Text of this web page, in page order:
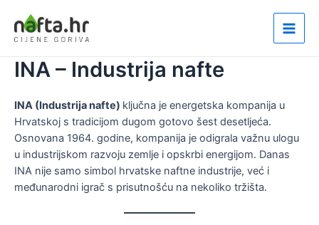
content
Main
INA – Industrija nafte
INA (Industrija nafte) ključna je energetska kompanija u
Hrvatskoj s tradicijom dugom gotovo šest desetljeća.
Osnovana 1964. godine, kompanija je odigrala važnu ulogu
u industrijskom razvoju zemlje i opskrbi energijom. Danas
INA nije samo simbol hrvatske naftne industrije, već i
međunarodni igrač s prisutnošću na nekoliko tržišta.